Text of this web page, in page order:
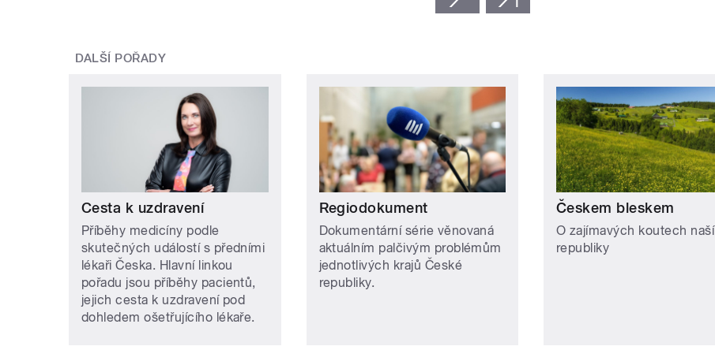
DALŠÍ POŘADY
Cesta k uzdravení
Příběhy medicíny podle
skutečných událostí s předními
lékaři Česka. Hlavní linkou
pořadu jsou příběhy pacientů,
jejich cesta k uzdravení pod
dohledem ošetřujícího lékaře.
Regiodokument
Dokumentární série věnovaná
aktuálním palčivým problémům
jednotlivých krajů České
republiky.
Českem bleskem
O zajímavých koutech naší
republiky